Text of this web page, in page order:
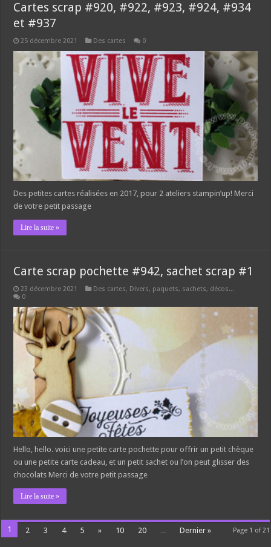
Cartes scrap #920, #922, #923, #924, #934
et #937
25 décembre 2021 Des cartes 0
Des petites cartes réalisées en 2017, pour 2 ateliers stampin’up! Merci
de votre petit passage
Lire la suite »
Carte scrap pochette #942, sachet scrap #1
23 décembre 2021 Des cartes, Divers, paquets, sachets, décos...
0
Hello, hello. voici une petite carte pochette pour offrir un petit chèque
ou une petite carte cadeau, et un petit sachet ou l’on peut glisser des
chocolats Merci de votre petit passage
Lire la suite »
Page 1 of 21
1 2 3 4 5 » 10 20 ... Dernier »